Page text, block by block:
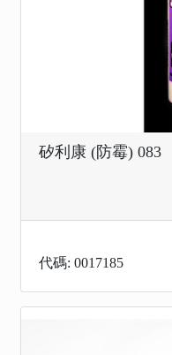
矽利康 (防霉) 083
代碼: 0017185